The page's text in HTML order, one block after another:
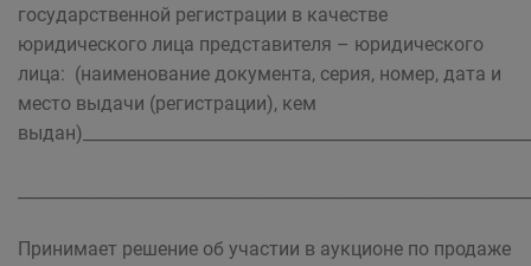
государственной регистрации в качестве
юридического лица представителя – юридического
лица: (наименование документа, серия, номер, дата и
место выдачи (регистрации), кем
Принимает решение об участии в аукционе по продаже